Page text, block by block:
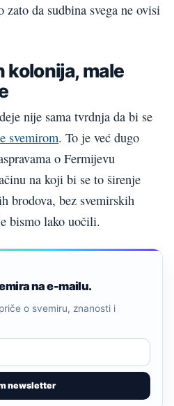
zato da sudbina svega ne ovisi
kolonija, male
nije sama tvrdnja da bi se
svemirom. To je već dugo
o Fermijevu
na koji bi se to širenje
brodova, bez svemirskih
bismo lako uočili.
na e-mailu.
newsletter
o svemiru, znanosti i